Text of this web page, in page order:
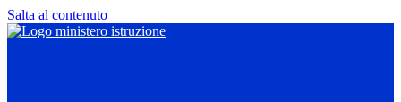
Salta al contenuto